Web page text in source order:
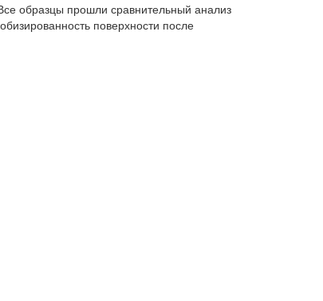
образцы прошли сравнительный анализ
поверхности после